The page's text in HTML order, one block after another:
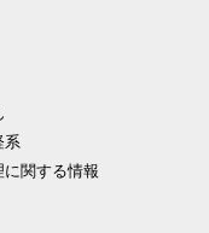
系
に関する情報